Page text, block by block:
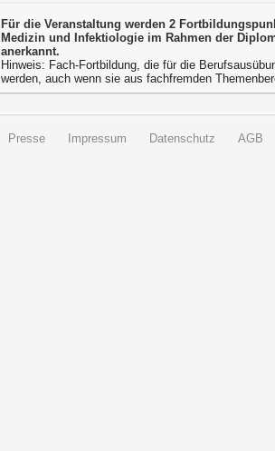
Für die Veranstaltung werden 2
Medizin und Infektiologie im Rahmen der
anerkannt.
Hinweis: Fach-Fortbildung, die für die
werden, auch wenn sie aus fachfremden
Presse Impressum Datenschutz AGB